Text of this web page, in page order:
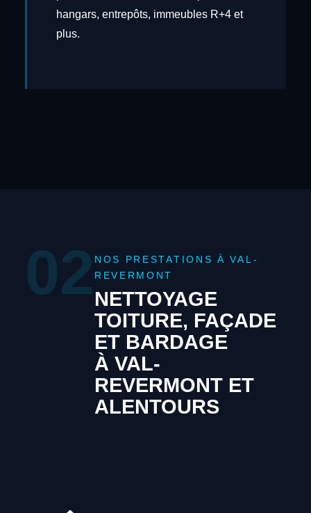
hangars, entrepôts, immeubles R+4 et
plus.
02 NOS PRESTATIONS À VAL-
REVERMONT
NETTOYAGE
TOITURE, FAÇADE
ET BARDAGE
À VAL-
REVERMONT ET
ALENTOURS